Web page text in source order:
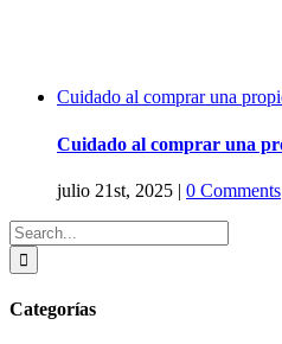
Cuidado al comprar una
Cuidado al comprar una
julio 21st, 2025 | 0 Comments
Search
for:
Categorías